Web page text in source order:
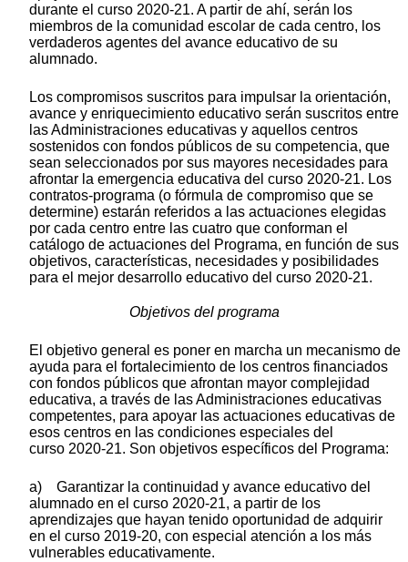
durante el curso 2020-21. A partir de ahí, serán los
miembros de la comunidad escolar de cada centro, los
verdaderos agentes del avance educativo de su
alumnado.
Los compromisos suscritos para impulsar la orientación,
avance y enriquecimiento educativo serán suscritos entre
las Administraciones educativas y aquellos centros
sostenidos con fondos públicos de su competencia, que
sean seleccionados por sus mayores necesidades para
afrontar la emergencia educativa del curso 2020-21. Los
contratos-programa (o fórmula de compromiso que se
determine) estarán referidos a las actuaciones elegidas
por cada centro entre las cuatro que conforman el
catálogo de actuaciones del Programa, en función de sus
objetivos, características, necesidades y posibilidades
para el mejor desarrollo educativo del curso 2020-21.
Objetivos del programa
El objetivo general es poner en marcha un mecanismo de
ayuda para el fortalecimiento de los centros financiados
con fondos públicos que afrontan mayor complejidad
educativa, a través de las Administraciones educativas
competentes, para apoyar las actuaciones educativas de
esos centros en las condiciones especiales del
curso 2020-21. Son objetivos específicos del Programa:
a) Garantizar la continuidad y avance educativo del
alumnado en el curso 2020-21, a partir de los
aprendizajes que hayan tenido oportunidad de adquirir
en el curso 2019-20, con especial atención a los más
vulnerables educativamente.